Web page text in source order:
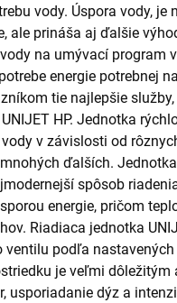
vody. Úspora vody, je
ale prináša aj ďalšie
na umývací program
energie potrebnej
tie najlepšie
HP. Jednotka
v závislosti od
ďalších.
spôsob
energie, pričom
Riadiaca jednotka
ventilu podľa
je veľmi dôležitým
usporiadanie dýz a